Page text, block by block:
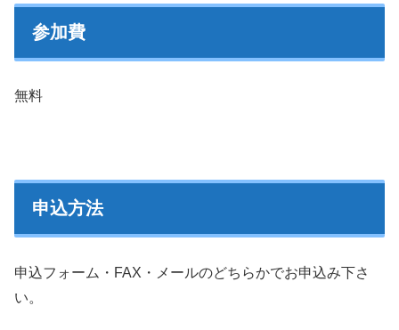
参加費
無料
申込方法
申込フォーム・FAX・メールのどちらかでお申込み下さ
い。